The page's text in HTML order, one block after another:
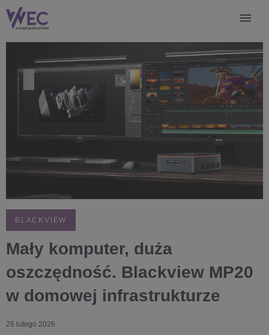
BLACKVIEW
Mały komputer, duża
oszczędność. Blackview MP20
w domowej infrastrukturze
26 lutego 2026